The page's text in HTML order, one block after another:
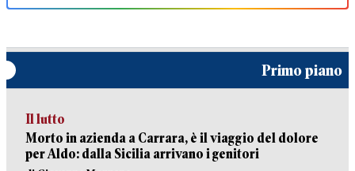
Primo piano
Il lutto
Morto in azienda a Carrara, è il viaggio del dolore
per Aldo: dalla Sicilia arrivano i genitori